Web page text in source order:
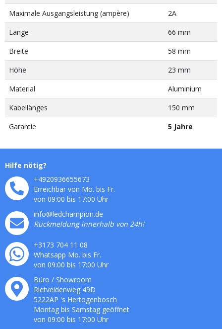
Maximale Ausgangsleistung (ampère)
2A
Länge
66 mm
Breite
58 mm
Höhe
23 mm
Material
Aluminium
Kabellänges
150 mm
Garantie
5 Jahre
Hilfe nötig?
+4920936655673
Erreichbar von Mo. bis Fr.
von 09:00 bis 17:00 Uhr
info@ledchampion.de
Rückmeldung innerhalb von 24h!
+3173 704 11 08
Whatsapp Mo. bis Fr.
von 09:00 bis 17:00 Uhr
Büro / Showroom
Rietveldenweg 49D
5222AP 's Hertogenbosch
Montag bis Samstag geöffnet
von 09:00 bis 17:00 Uhr